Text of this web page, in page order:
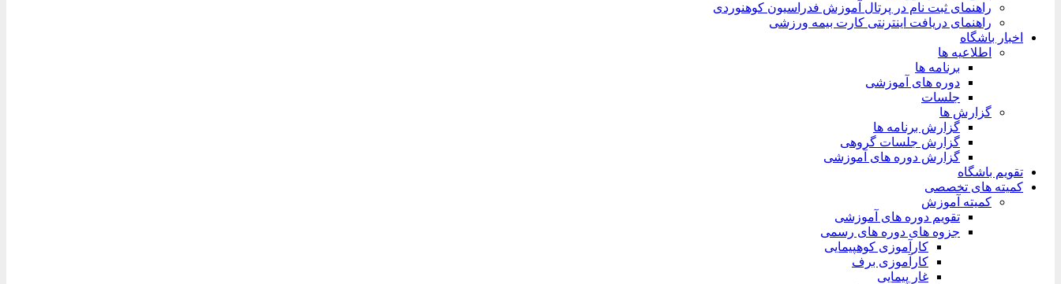
راهنمای ثبت نام در پرتال آموزش فدراسیون کوهنوردی
راهنمای دریافت اینترنتی کارت بیمه ورزشی
اخبار باشگاه
اطلاعیه ها
برنامه ها
دوره های آموزشی
جلسات
گزارش ها
گزارش برنامه ها
گزارش جلسات گروهی
گزارش دوره های آموزشی
تقویم باشگاه
کمیته های تخصصی
کمیته آموزش
تقویم دوره های آموزشی
جزوه های دوره های رسمی
کارآموزی کوهپیمایی
کارآموزی برف
غار پیمایی